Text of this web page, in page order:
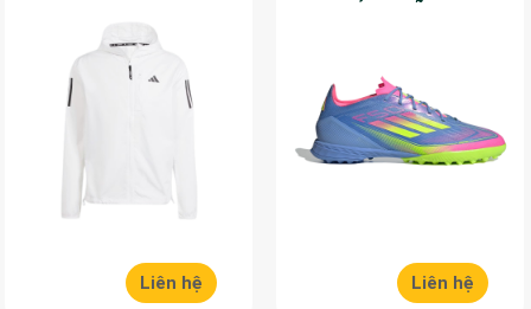
MÀU TRẮNG
Liên hệ
– CHÍNH HÃNG –
Liên hệ